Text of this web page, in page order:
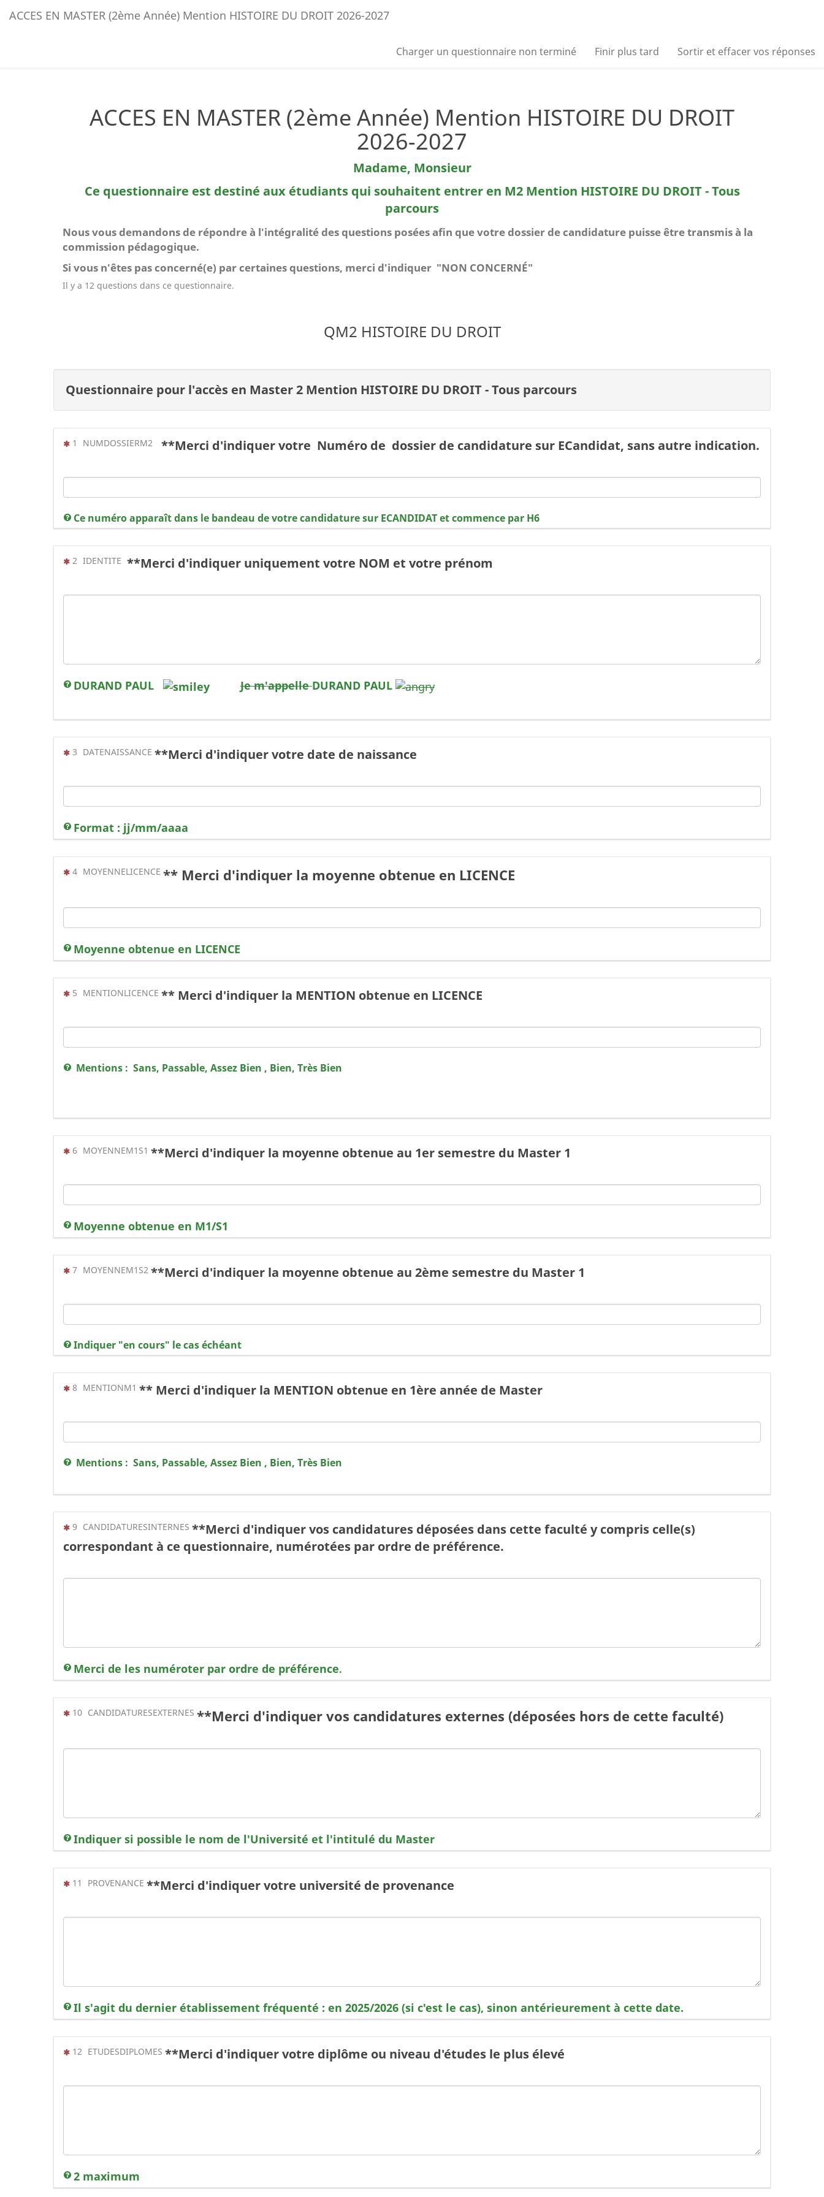
ACCES EN MASTER (2ème Année) Mention HISTOIRE DU DROIT 2026-2027
Charger un questionnaire non terminé Finir plus tard Sortir et effacer vos réponses
ACCES EN MASTER (2ème Année) Mention HISTOIRE DU DROIT
2026-2027
Madame, Monsieur
Ce questionnaire est destiné aux étudiants qui souhaitent entrer en M2 Mention HISTOIRE DU DROIT - Tous
parcours
Nous vous demandons de répondre à l'intégralité des questions posées afin que votre dossier de candidature puisse être transmis à la
commission pédagogique.
Si vous n'êtes pas concerné(e) par certaines questions, merci d'indiquer "NON CONCERNÉ"
Il y a 12 questions dans ce questionnaire.
QM2 HISTOIRE DU DROIT
Questionnaire pour l'accès en Master 2 Mention HISTOIRE DU DROIT - Tous parcours
(Cette question est obligatoire)
1 NUMDOSSIERM2 **Merci d'indiquer votre Numéro de dossier de candidature sur ECandidat, sans autre indication.
Ce numéro apparaît dans le bandeau de votre candidature sur ECANDIDAT et commence par H6
(Cette question est obligatoire)
2 IDENTITE **Merci d'indiquer uniquement votre NOM et votre prénom
DURAND PAUL Je m'appelleDURAND PAUL
(Cette question est obligatoire)
3 DATENAISSANCE **Merci d'indiquer votre date de naissance
Format : jj/mm/aaaa
(Cette question est obligatoire)
4 MOYENNELICENCE ** Merci d'indiquer la moyenne obtenue en LICENCE
Moyenne obtenue en LICENCE
(Cette question est obligatoire)
5 MENTIONLICENCE ** Merci d'indiquer la MENTION obtenue en LICENCE
Mentions : Sans, Passable, Assez Bien , Bien, Très Bien
(Cette question est obligatoire)
6 MOYENNEM1S1 **Merci d'indiquer la moyenne obtenue au 1er semestre du Master 1
Moyenne obtenue en M1/S1
(Cette question est obligatoire)
7 MOYENNEM1S2 **Merci d'indiquer la moyenne obtenue au 2ème semestre du Master 1
Indiquer "en cours" le cas échéant
(Cette question est obligatoire)
8 MENTIONM1 ** Merci d'indiquer la MENTION obtenue en 1ère année de Master
Mentions : Sans, Passable, Assez Bien , Bien, Très Bien
(Cette question est obligatoire)
9 CANDIDATURESINTERNES **Merci d'indiquer vos candidatures déposées dans cette faculté y compris celle(s)
correspondant à ce questionnaire, numérotées par ordre de préférence.
Merci de les numéroter par ordre de préférence.
(Cette question est obligatoire)
10 CANDIDATURESEXTERNES **Merci d'indiquer vos candidatures externes (déposées hors de cette faculté)
Indiquer si possible le nom de l'Université et l'intitulé du Master
(Cette question est obligatoire)
11 PROVENANCE **Merci d'indiquer votre université de provenance
Il s'agit du dernier établissement fréquenté : en 2025/2026 (si c'est le cas), sinon antérieurement à cette date.
(Cette question est obligatoire)
12 ETUDESDIPLOMES **Merci d'indiquer votre diplôme ou niveau d'études le plus élevé
2 maximum